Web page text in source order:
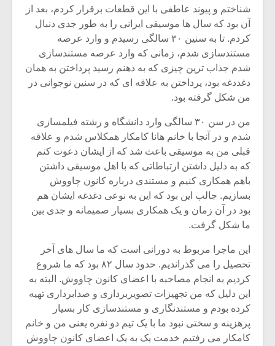
شناختم و پیوند عاطفی با این قطعات برقرار کردم، بعد از
آن بود که سال ها موسیقی ایرانی را به طور جدی دنبال
کردم. تا به سنین ۳۰ سالگی رسیدم و وارد عرصه
مستندسازی شدم، زمانی که وارد عرصه مستندسازی
شدم جذاب ترین چیزی که به ذهنم رسید پرداختن به همان
دغددغه بود، پرداختن به علاقه ای که در سنین نوجوانی در
من شکل گرفته بود.
من در سن ۳۰ سالگی وارد دانشگاه و رشته فیلمسازی
شدم و در آنجا با خانم هانا کامکار همکلاس شدم و علاقه
قبلی من به موسیقی باعث شد که از ایشان دعوت کنم
که به دلیل داشتن ارتباطاتی که با اهل موسیقی داشتن
باهم همکاری کنیم و مستندی درباره کانون چاووش
بسازیم. جالب این بود که این به نوعی دغدغه ایشان هم
بود در آن زمان و یک همکاری بسیار صمیمانه و جدی بین
ما شکل گرفت.
این ماجرا مربوط به دورانی است که ما سال های آخر
تحصیل را می گذراندیم. حدود سال ۸۲ بود که ما شروع
کردیم به انجام مصاحبه با اعضای کانون چاووش. البته به
این دلیل که من تجهیزات تصویربرداری و صدابرداری تهیه
کرده بودم و مستندنگاری و مستندسازی کار بسیار
پرهزینه و سختی نبود ما با یک تیم دو نفره یعنی من و خانم
کامکار می رفتیم خدمت یک به یک اعضای کانون چاووش